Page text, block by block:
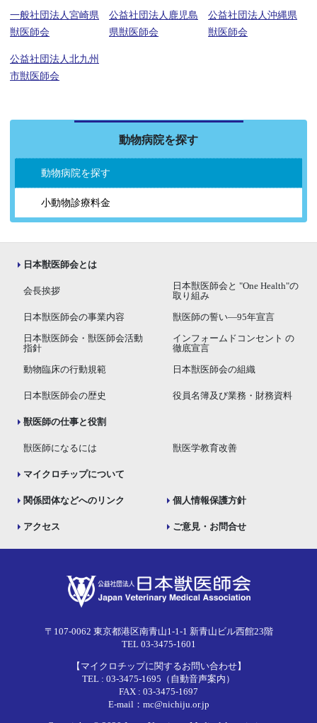
一般社団法人宮崎県
獣医師会
公益社団法人鹿児島
県獣医師会
公益社団法人沖縄県
獣医師会
公益社団法人北九州
市獣医師会
動物病院を探す
動物病院を探す
小動物診療料金
日本獣医師会とは
会長挨拶
日本獣医師会と "One Health"の
取り組み
日本獣医師会の事業内容 獣医師の誓い―95年宣言
日本獣医師会・獣医師会活動
指針
インフォームドコンセント の
徹底宣言
動物臨床の行動規範 日本獣医師会の組織
日本獣医師会の歴史 役員名簿及び業務・財務資料
獣医師の仕事と役割
獣医師になるには 獣医学教育改善
マイクロチップについて
関係団体などへのリンク 個人情報保護方針
アクセス ご意見・お問合せ
〒107-0062 東京都港区南青山1-1-1 新青山ビル西館23階
TEL 03-3475-1601
【マイクロチップに関するお問い合わせ】
TEL : 03-3475-1695（自動音声案内）
FAX : 03-3475-1697
E-mail：mc@nichiju.or.jp